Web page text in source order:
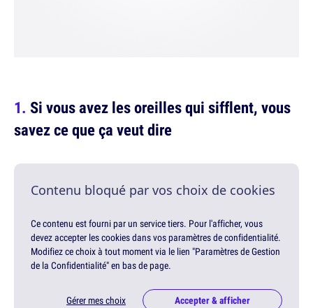
Si vous avez les oreilles qui sifflent, vous
savez ce que ça veut dire
Contenu bloqué par vos choix de cookies
Ce contenu est fourni par un service tiers. Pour l'afficher, vous
devez accepter les cookies dans vos paramètres de confidentialité.
Modifiez ce choix à tout moment via le lien "Paramètres de Gestion
de la Confidentialité" en bas de page.
Gérer mes choix Accepter & afficher